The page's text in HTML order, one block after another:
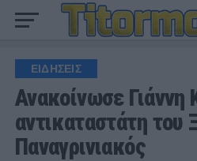
ΕΙΔΗΣΕΙΣ
Ανακοίνωσε
αντικαταστάτη του
Παναγρινιακός